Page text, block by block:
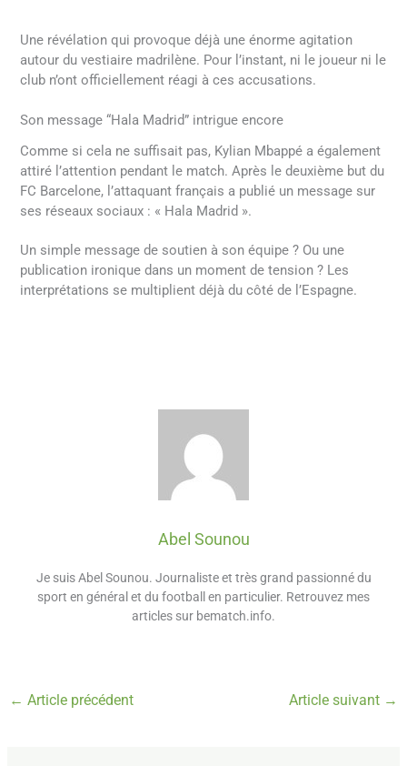
Une révélation qui provoque déjà une énorme agitation
autour du vestiaire madrilène. Pour l’instant, ni le joueur ni le
club n’ont officiellement réagi à ces accusations.
Son message “Hala Madrid” intrigue encore
Comme si cela ne suffisait pas, Kylian Mbappé a également
attiré l’attention pendant le match. Après le deuxième but du
FC Barcelone, l’attaquant français a publié un message sur
ses réseaux sociaux : « Hala Madrid ».
Un simple message de soutien à son équipe ? Ou une
publication ironique dans un moment de tension ? Les
interprétations se multiplient déjà du côté de l’Espagne.
Abel Sounou
Je suis Abel Sounou. Journaliste et très grand passionné du
sport en général et du football en particulier. Retrouvez mes
articles sur bematch.info.
← Article précédent Article suivant →